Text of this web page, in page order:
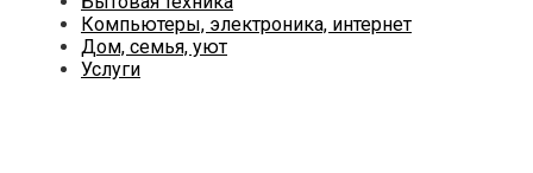
Компьютеры, электроника, интернет
Дом, семья, уют
Услуги